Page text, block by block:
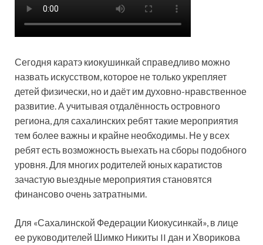
Сегодня каратэ киокушинкай справедливо можно
назвать искусством, которое не только укрепляет
детей физически, но и даёт им духовно-нравственное
развитие. А учитывая отдалённость островного
региона, для сахалинских ребят такие мероприятия
тем более важны и крайне необходимы. Не у всех
ребят есть возможность выехать на сборы подобного
уровня. Для многих родителей юных каратистов
зачастую выездные мероприятия становятся
финансово очень затратными.
Для «Сахалинской Федерации Киокусинкай», в лице
ее руководителей Шимко Никиты II дан и Хворикова